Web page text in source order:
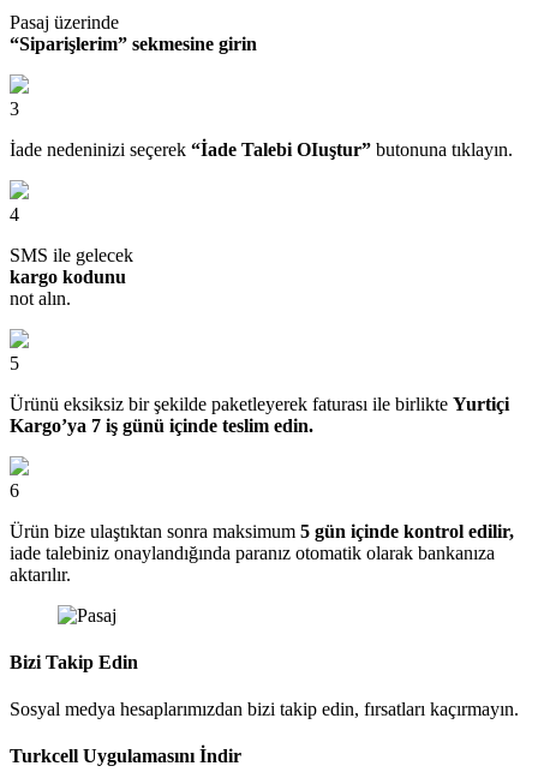
Pasaj üzerinde
“Siparişlerim” sekmesine girin
3
İade nedeninizi seçerek “İade Talebi OIuştur” butonuna tıklayın.
4
SMS ile gelecek
kargo kodunu
not alın.
5
Ürünü eksiksiz bir şekilde paketleyerek faturası ile birlikte Yurtiçi
Kargo’ya 7 iş günü içinde teslim edin.
6
Ürün bize ulaştıktan sonra maksimum 5 gün içinde kontrol edilir,
iade talebiniz onaylandığında paranız otomatik olarak bankanıza
aktarılır.
Bizi Takip Edin
Sosyal medya hesaplarımızdan bizi takip edin, fırsatları kaçırmayın.
Turkcell Uygulamasını İndir